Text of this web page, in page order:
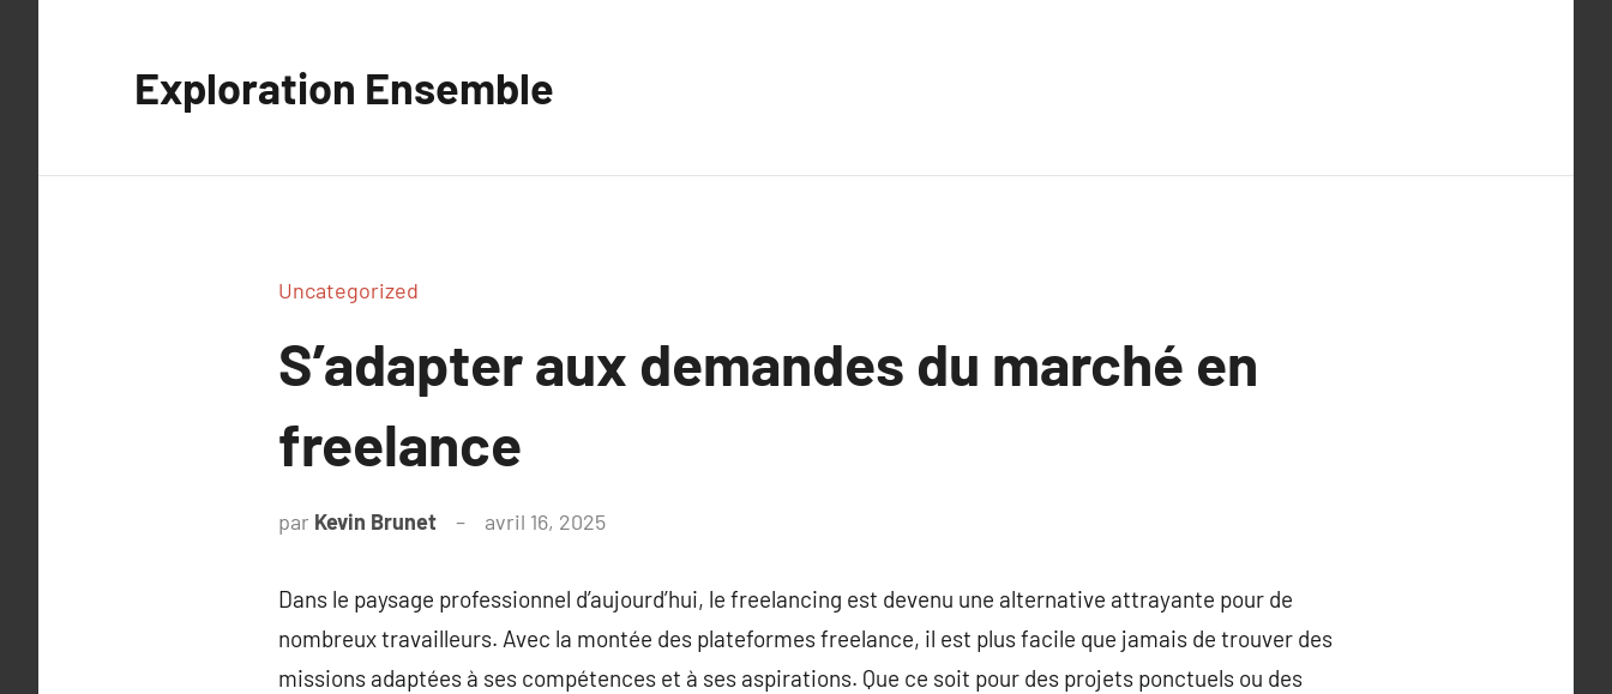
Exploration Ensemble
Uncategorized
S’adapter aux demandes du marché en
freelance
par Kevin Brunet avril 16, 2025
Dans le paysage professionnel d’aujourd’hui, le freelancing est devenu une alternative attrayante pour de
nombreux travailleurs. Avec la montée des plateformes freelance, il est plus facile que jamais de trouver des
missions adaptées à ses compétences et à ses aspirations. Que ce soit pour des projets ponctuels ou des